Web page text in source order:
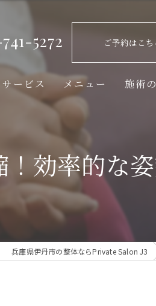
5272 ご予約はこち
サービス メニュー 施術
効率的な
兵庫県伊丹市の整体ならPrivate Salon J3